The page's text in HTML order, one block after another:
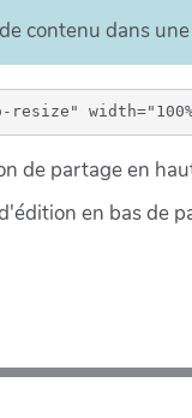
contenu dans
de partage en
en bas de